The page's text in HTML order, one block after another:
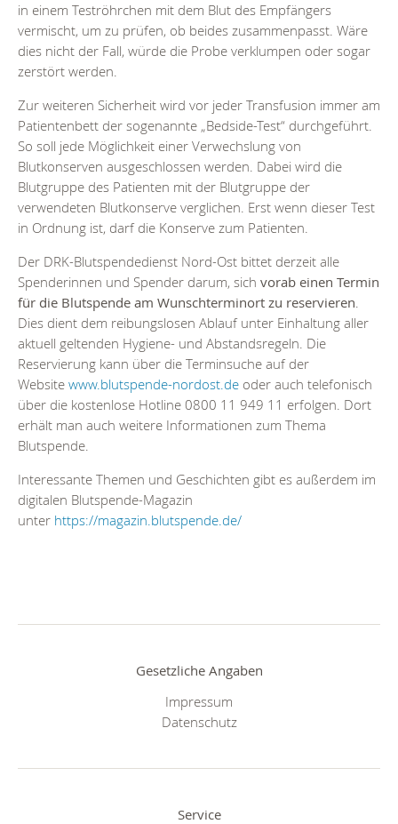
in einem Teströhrchen mit dem Blut des Empfängers
vermischt, um zu prüfen, ob beides zusammenpasst. Wäre
dies nicht der Fall, würde die Probe verklumpen oder sogar
zerstört werden.
Zur weiteren Sicherheit wird vor jeder Transfusion immer am
Patientenbett der sogenannte „Bedside-Test“ durchgeführt.
So soll jede Möglichkeit einer Verwechslung von
Blutkonserven ausgeschlossen werden. Dabei wird die
Blutgruppe des Patienten mit der Blutgruppe der
verwendeten Blutkonserve verglichen. Erst wenn dieser Test
in Ordnung ist, darf die Konserve zum Patienten.
Der DRK-Blutspendedienst Nord-Ost bittet derzeit alle
Spenderinnen und Spender darum, sich vorab einen Termin
für die Blutspende am Wunschterminort zu reservieren.
Dies dient dem reibungslosen Ablauf unter Einhaltung aller
aktuell geltenden Hygiene- und Abstandsregeln. Die
Reservierung kann über die Terminsuche auf der
Website www.blutspende-nordost.de oder auch telefonisch
über die kostenlose Hotline 0800 11 949 11 erfolgen. Dort
erhält man auch weitere Informationen zum Thema
Blutspende.
Interessante Themen und Geschichten gibt es außerdem im
digitalen Blutspende-Magazin
unter https://magazin.blutspende.de/
Gesetzliche Angaben
Impressum
Datenschutz
Service